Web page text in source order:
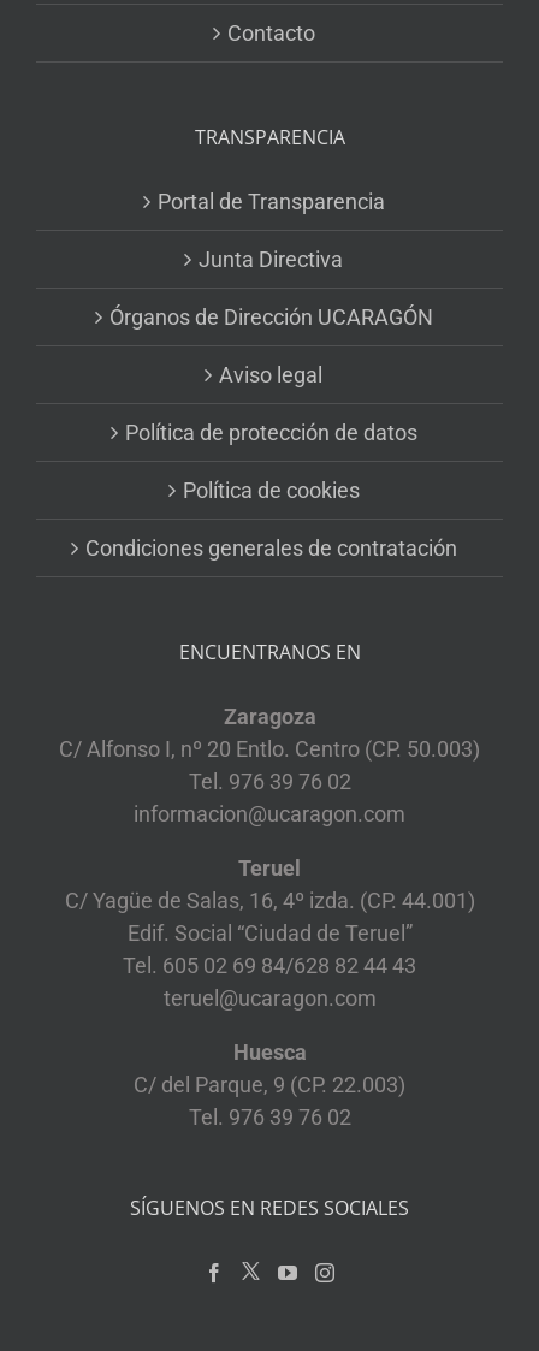
Contacto
TRANSPARENCIA
Portal de Transparencia
Junta Directiva
Órganos de Dirección UCARAGÓN
Aviso legal
Política de protección de datos
Política de cookies
Condiciones generales de contratación
ENCUENTRANOS EN
Zaragoza
C/ Alfonso I, nº 20 Entlo. Centro (CP. 50.003)
Tel. 976 39 76 02
informacion@ucaragon.com
Teruel
C/ Yagüe de Salas, 16, 4º izda. (CP. 44.001)
Edif. Social “Ciudad de Teruel”
Tel. 605 02 69 84/628 82 44 43
teruel@ucaragon.com
Huesca
C/ del Parque, 9 (CP. 22.003)
Tel. 976 39 76 02
SÍGUENOS EN REDES SOCIALES